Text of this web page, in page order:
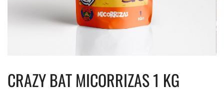
CRAZY BAT MICORRIZAS 1 KG